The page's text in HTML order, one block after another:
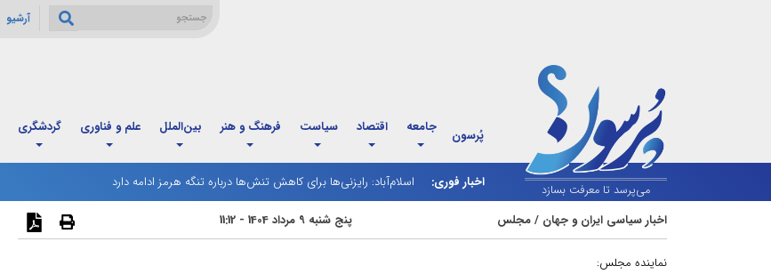
آرشیو
می‌پرسد تا معرفت بسازد
پُرسون جامعه اقتصاد سیاست فرهنگ و هنر بین‌الملل علم و فناوری گردشگری
اخبار فوری:
اسلام‌آباد: رایزنی‌ها برای کاهش تنش‌ها درباره تنگه هرمز ادامه دارد
اخبار سیاسی ایران و جهان /مجلس پنج شنبه 9 مرداد 1404 - 11:12
نماینده مجلس: